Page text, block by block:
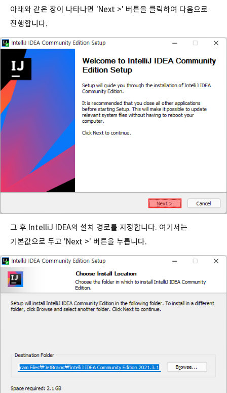
아래와 같은 창이 나타나면 'Next >' 버튼을 클릭하여 다음으로
진행합니다.
그 후 IntelliJ IDEA의 설치 경로를 지정합니다. 여기서는
기본값으로 두고 'Next >' 버튼을 누릅니다.